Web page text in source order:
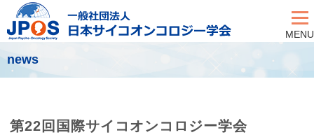
MENU
news
第22回国際サイコオンコロジー学会